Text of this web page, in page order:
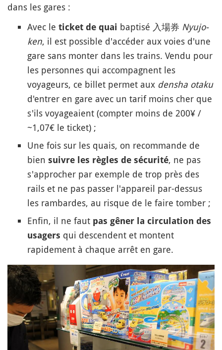
dans les gares :
Avec le ticket de quai baptisé 入場券 Nyujo-
ken, il est possible d'accéder aux voies d'une
gare sans monter dans les trains. Vendu pour
les personnes qui accompagnent les
voyageurs, ce billet permet aux densha otaku
d'entrer en gare avec un tarif moins cher que
s'ils voyageaient (compter moins de 200¥ /
~1,07€ le ticket) ;
Une fois sur les quais, on recommande de
bien suivre les règles de sécurité, ne pas
s'approcher par exemple de trop près des
rails et ne pas passer l'appareil par-dessus
les rambardes, au risque de le faire tomber ;
Enfin, il ne faut pas gêner la circulation des
usagers qui descendent et montent
rapidement à chaque arrêt en gare.